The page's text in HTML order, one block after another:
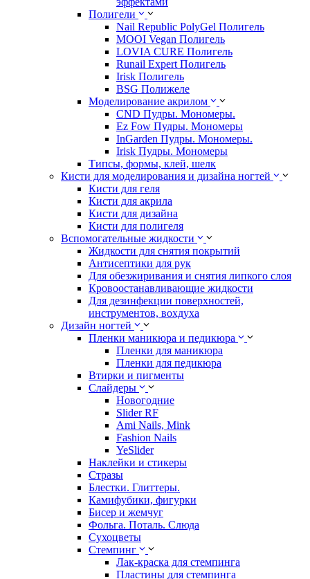
Полигели
Nail Republic PolyGel Полигель
MOOI Vegan Полигель
LOVIA CURE Полигель
Runail Expert Полигель
Irisk Полигель
BSG Полижеле
Моделирование акрилом
CND Пудры. Мономеры.
Ez Fow Пудры. Мономеры
InGarden Пудры. Мономеры.
Irisk Пудры. Мономеры
Типсы, формы, клей, шелк
Кисти для моделирования и дизайна ногтей
Кисти для геля
Кисти для акрила
Кисти для дизайна
Кисти для полигеля
Вспомогательные жидкости
Жидкости для снятия покрытий
Антисептики для рук
Для обезжиривания и снятия липкого слоя
Кровоостанавливающие жидкости
Для дезинфекции поверхностей,
инструментов, вохдуха
Дизайн ногтей
Пленки маникюра и педикюра
Пленки для маникюра
Пленки для педикюра
Втирки и пигменты
Слайдеры
Новогодние
Slider RF
Ami Nails, Mink
Fashion Nails
YeSlider
Наклейки и стикеры
Стразы
Блестки. Глиттеры.
Камифубики, фигурки
Бисер и жемчуг
Фольга. Поталь. Слюда
Сухоцветы
Стемпинг
Лак-краска для стемпинга
Пластины для стемпинга